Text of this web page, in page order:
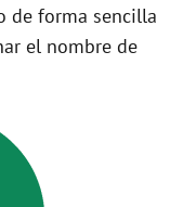
de forma sencilla
el nombre de